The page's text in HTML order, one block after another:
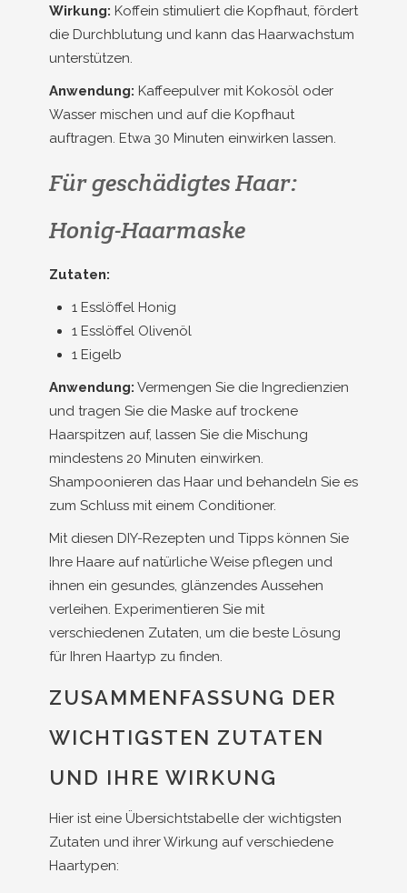
Wirkung: Koffein stimuliert die Kopfhaut, fördert
die Durchblutung und kann das Haarwachstum
unterstützen.
Anwendung: Kaffeepulver mit Kokosöl oder
Wasser mischen und auf die Kopfhaut
auftragen. Etwa 30 Minuten einwirken lassen.
Für geschädigtes Haar:
Honig-Haarmaske
Zutaten:
1 Esslöffel Honig
1 Esslöffel Olivenöl
1 Eigelb
Anwendung: Vermengen Sie die Ingredienzien
und tragen Sie die Maske auf trockene
Haarspitzen auf, lassen Sie die Mischung
mindestens 20 Minuten einwirken.
Shampoonieren das Haar und behandeln Sie es
zum Schluss mit einem Conditioner.
Mit diesen DIY-Rezepten und Tipps können Sie
Ihre Haare auf natürliche Weise pflegen und
ihnen ein gesundes, glänzendes Aussehen
verleihen. Experimentieren Sie mit
verschiedenen Zutaten, um die beste Lösung
für Ihren Haartyp zu finden.
ZUSAMMENFASSUNG DER
WICHTIGSTEN ZUTATEN
UND IHRE WIRKUNG
Hier ist eine Übersichtstabelle der wichtigsten
Zutaten und ihrer Wirkung auf verschiedene
Haartypen: